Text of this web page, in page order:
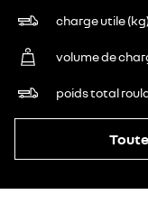
charge utile
volume de
poids total